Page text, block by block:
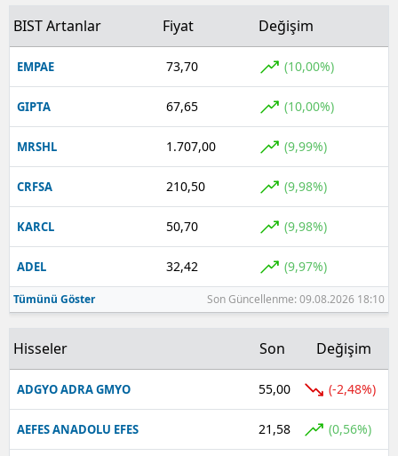
BIST Artanlar Fiyat Değişim
EMPAE 73,70 (10,00%)
GIPTA 67,65 (10,00%)
MRSHL 1.707,00 (9,99%)
CRFSA 210,50 (9,98%)
KARCL 50,70 (9,98%)
ADEL 32,42 (9,97%)
Tümünü Göster Son Güncellenme: 09.08.2026 18:10
Hisseler Son Değişim
ADGYO ADRA GMYO 55,00 (-2,48%)
AEFES ANADOLU EFES 21,58 (0,56%)